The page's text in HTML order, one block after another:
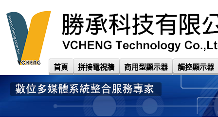
首頁 拼接電視牆 商用型顯示器 觸控顯示器